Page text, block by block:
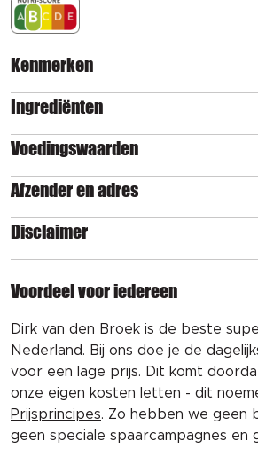
Kenmerken
Ingrediënten
Voedingswaarden
Afzender en adres
Disclaimer
Voordeel voor iedereen
Dirk van den Broek is de beste
Nederland. Bij ons doe je de
voor een lage prijs. Dit komt
onze eigen kosten letten - dit
Prijsprincipes. Zo hebben we geen
geen speciale spaarcampagnes en